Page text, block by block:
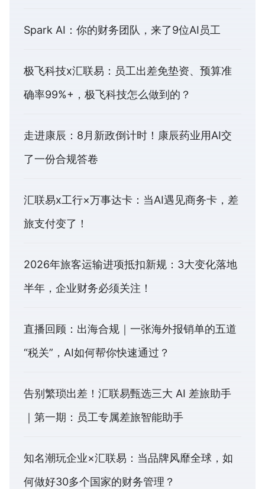
Spark AI：你的财务团队，来了9位AI员工
极飞科技x汇联易：员工出差免垫资、预算准
确率99%+，极飞科技怎么做到的？
走进康辰：8月新政倒计时！康辰药业用AI交
了一份合规答卷
汇联易x工行×万事达卡：当AI遇见商务卡，差
旅支付变了！
2026年旅客运输进项抵扣新规：3大变化落地
半年，企业财务必须关注！
直播回顾：出海合规｜一张海外报销单的五道
“税关”，AI如何帮你快速通过？
告别繁琐出差！汇联易甄选三大 AI 差旅助手
｜第一期：员工专属差旅智能助手
知名潮玩企业×汇联易：当品牌风靡全球，如
何做好30多个国家的财务管理？